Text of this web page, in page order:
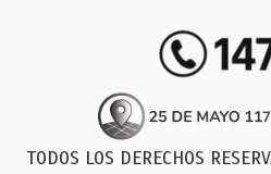
TODOS LOS DERECHOS